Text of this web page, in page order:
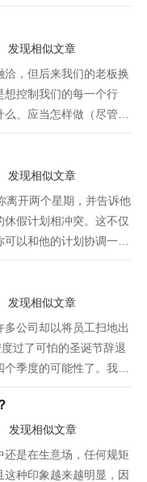
给什么人指点指点最近
中；也没人在我探寻全
发现相似文章
，但后来我们的老板换
想控制我们的每一个行
、应当怎样做（尽管我
再小的细节也逃不脱他
南，有些规则自相矛
发现相似文章
离开两个星期，并告诉他
假计划相冲突。这不仅
可以和他的计划协调一
间，那么别人也有权如
话，那就告诉你的下
发现相似文章
公司却以将员工扫地出
过了可怕的圣诞节辞退
季度的可能性了。我认
以让员工不再为这个问
：E = mc2简单地说，
发现相似文章
是在生意场，任何规矩
种印象越来越明显，因